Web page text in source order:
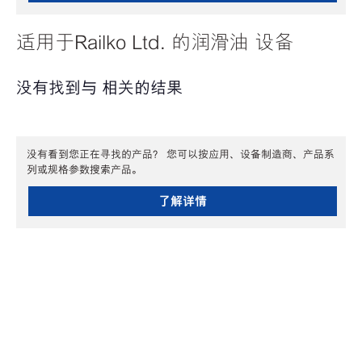
适用于Railko Ltd. 的润滑油 设备
没有找到与 相关的结果
没有看到您正在寻找的产品？ 您可以按应用、设备制造商、产品系
列或规格参数搜索产品。
了解详情